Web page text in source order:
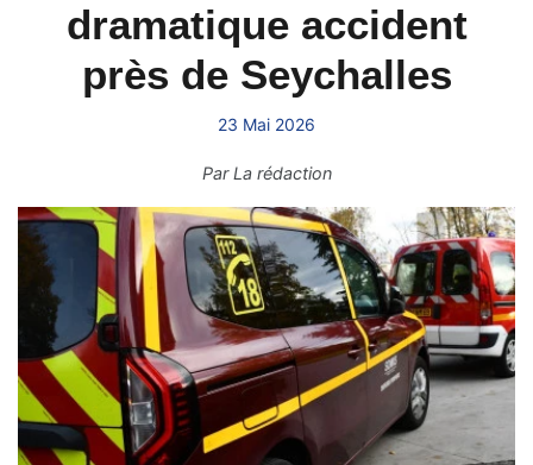
dramatique accident
près de Seychalles
23 Mai 2026
ParLa rédaction